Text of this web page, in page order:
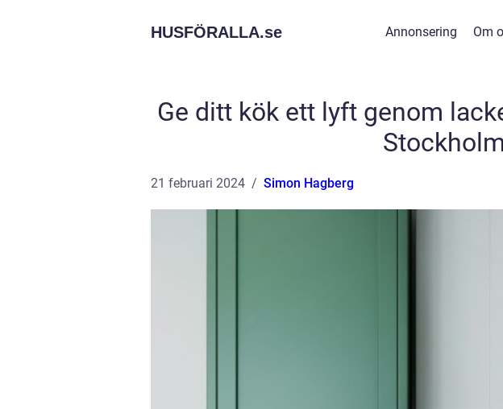
HUSFÖRALLA.se Annonsering Om
Ge ditt kök ett lyft genom
Stockholm
21 februari 2024 Simon Hagberg